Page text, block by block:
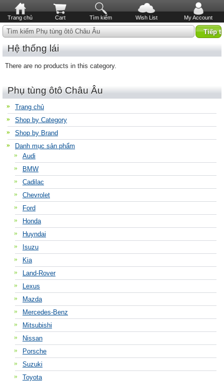
Trang chủ Cart Tìm kiếm Wish List My Account
Tìm kiếm Phụ tùng ôtô Châu Âu
Hệ thống lái
There are no products in this category.
Phụ tùng ôtô Châu Âu
Trang chủ
Shop by Category
Shop by Brand
Danh mục sản phẩm
Audi
BMW
Cadilac
Chevrolet
Ford
Honda
Huyndai
Isuzu
Kia
Land-Rover
Lexus
Mazda
Mercedes-Benz
Mitsubishi
Nissan
Porsche
Suzuki
Toyota